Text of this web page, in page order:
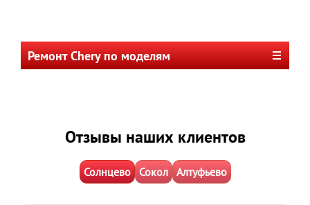
Ремонт Chery по моделям
Отзывы наших клиентов
Солнцево Сокол Алтуфьево